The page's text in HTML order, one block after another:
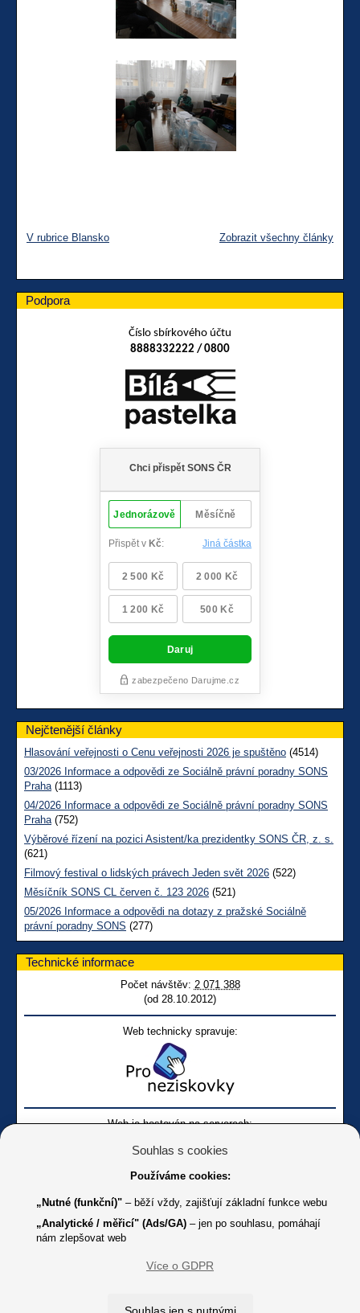
V rubrice Blansko Zobrazit všechny články
Podpora
Číslo sbírkového účtu
8888332222 / 0800
Nejčtenější články
Hlasování veřejnosti o Cenu veřejnosti 2026 je spuštěno (4514)
03/2026 Informace a odpovědi ze Sociálně právní poradny SONS
Praha(1113)
04/2026 Informace a odpovědi ze Sociálně právní poradny SONS
Praha(752)
Výběrové řízení na pozici Asistent/ka prezidentky SONS ČR, z. s.
(621)
Filmový festival o lidských právech Jeden svět 2026 (522)
Měsíčník SONS CL červen č. 123 2026 (521)
05/2026 Informace a odpovědi na dotazy z pražské Sociálně
právní poradny SONS (277)
Technické informace
Počet návštěv: 2 071 388
(od 28.10.2012)
Web technicky spravuje:
Web je hostován na serverech:
Online
Youtube SONS
K jakémukoliv užití textů a obrázků uvedených na tomto serveru je
Souhlas s cookies
Používáme cookies:
„Nutné (funkční)" – běží vždy, zajišťují základní funkce webu
„Analytické / měřicí" (Ads/GA) – jen po souhlasu, pomáhají
nám zlepšovat web
Více o GDPR